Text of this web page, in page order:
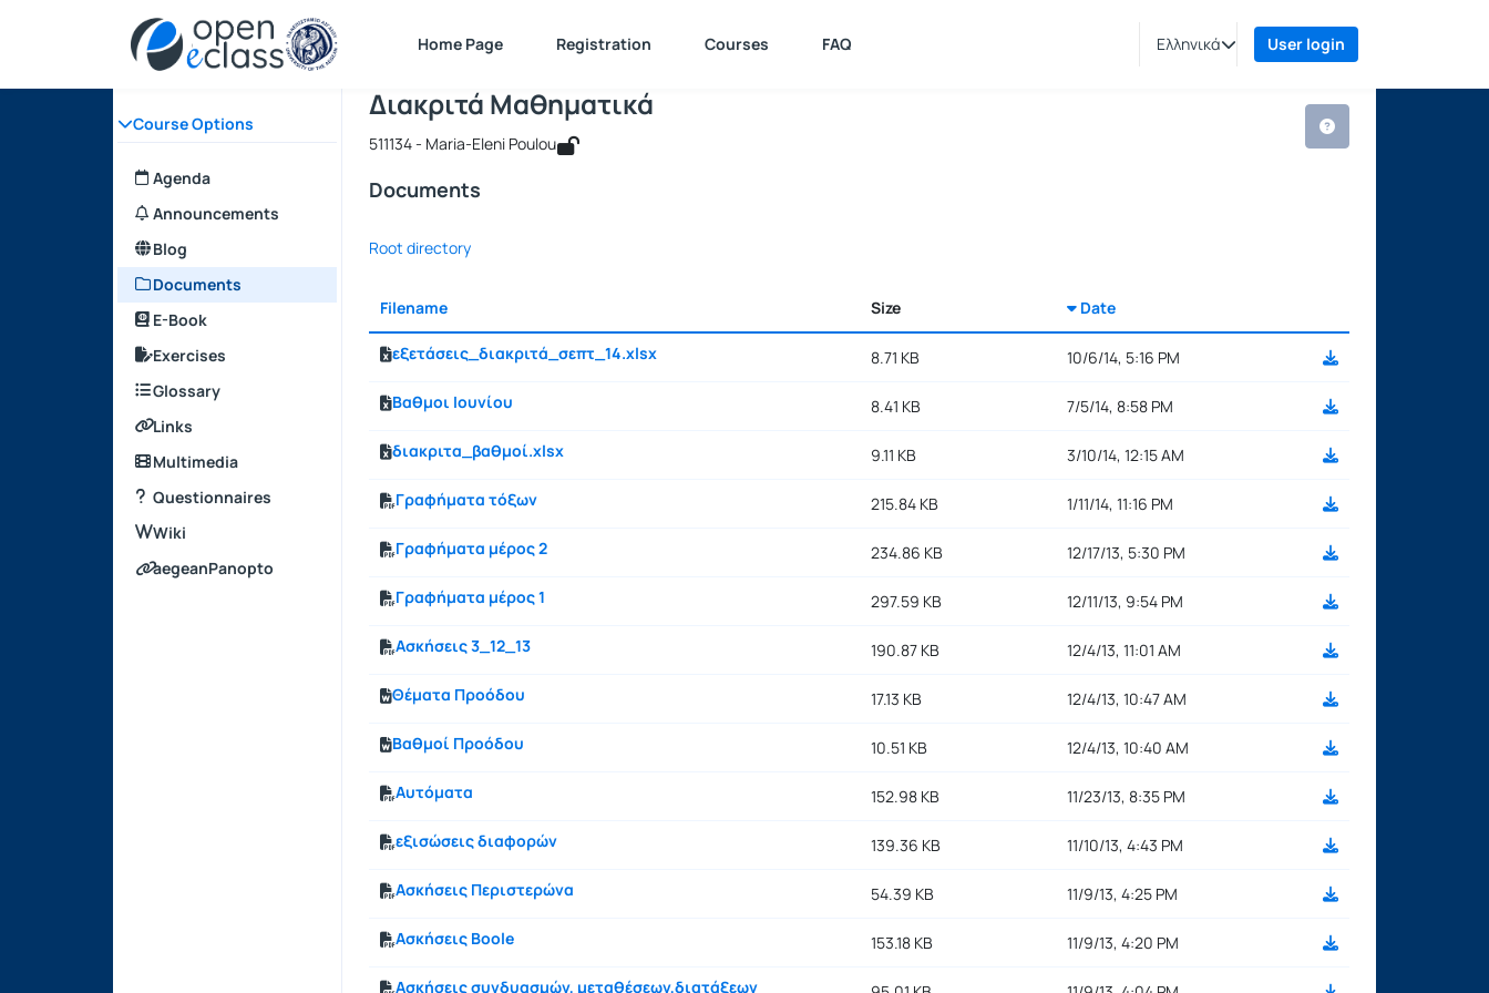
Home Page Registration Courses FAQ Ελληνικά User login
Course Options
Agenda
Announcements
Blog
Documents
E-Book
Exercises
Glossary
Links
Multimedia
Questionnaires
Wiki
aegeanPanopto
Αρχική Σελίδα Διακριτά Μαθηματικά Documents
Course : Διακριτά Μαθηματικά
Course code : 511134
Διακριτά Μαθηματικά
511134 - Maria-Eleni Poulou
Documents
Root directory
Filename Size Date
εξετάσεις_διακριτά_σεπτ_14.xlsx
8.71 KB 10/6/14, 5:16 PM
Βαθμοι Ιουνίου 8.41 KB 7/5/14, 8:58 PM
διακριτα_βαθμοί.xlsx 9.11 KB 3/10/14, 12:15 AM
Γραφήματα τόξων 215.84 KB 1/11/14, 11:16 PM
Γραφήματα μέρος 2 234.86 KB 12/17/13, 5:30 PM
Γραφήματα μέρος 1 297.59 KB 12/11/13, 9:54 PM
Ασκήσεις 3_12_13 190.87 KB 12/4/13, 11:01 AM
Θέματα Προόδου 17.13 KB 12/4/13, 10:47 AM
Βαθμοί Προόδου 10.51 KB 12/4/13, 10:40 AM
Αυτόματα 152.98 KB 11/23/13, 8:35 PM
εξισώσεις διαφορών 139.36 KB 11/10/13, 4:43 PM
Ασκήσεις Περιστερώνα 54.39 KB 11/9/13, 4:25 PM
Ασκήσεις Boole 153.18 KB 11/9/13, 4:20 PM
Ασκήσεις συνδυασμών, μεταθέσεων,διατάξεων